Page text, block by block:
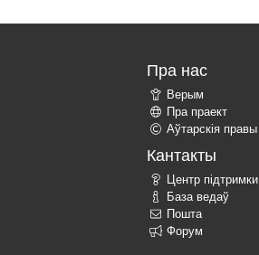
Пра нас
Верым
Пра праект
Аўтарскія правы
Кантакты
Центр підтримки
База ведаў
Пошта
Форум